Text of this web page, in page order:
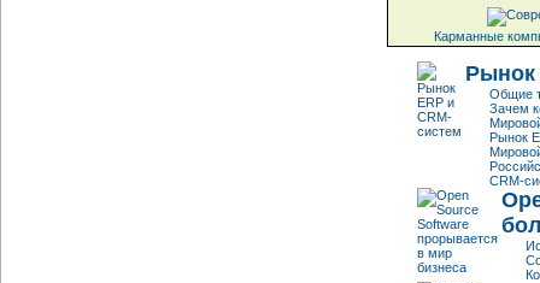
Карманные
Рынок
Общие
Зачем
Рынок
CRM-